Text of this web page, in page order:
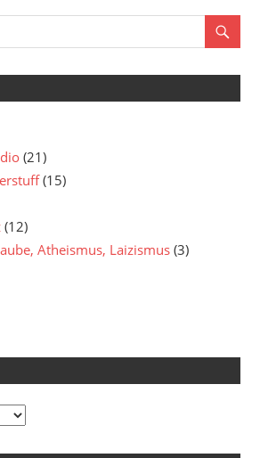
(21)
(15)
(12)
Atheismus, Laizismus (3)